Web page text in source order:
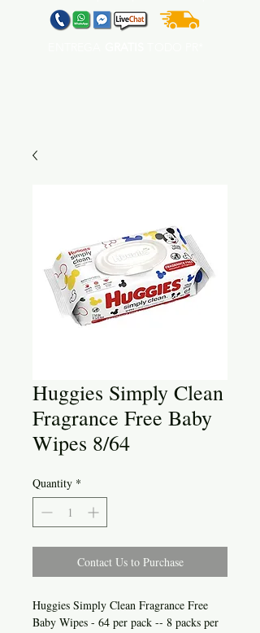
Huggies Simply Clean
Fragrance Free Baby
Wipes 8/64
Quantity *
Contact Us to Purchase
Huggies Simply Clean Fragrance Free
Baby Wipes - 64 per pack -- 8 packs per